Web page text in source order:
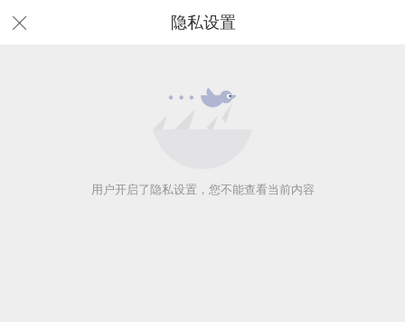
隐私设置
用户开启了隐私设置，您不能查看当前内容